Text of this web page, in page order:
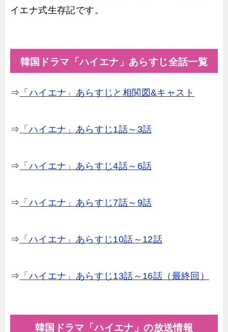
イエナ式生存記です。
韓国ドラマ「ハイエナ」あらすじ全話一覧
⇒ 「ハイエナ」あらすじと相関図&キャスト
⇒ 「ハイエナ」あらすじ1話～3話
⇒ 「ハイエナ」あらすじ4話～6話
⇒ 「ハイエナ」あらすじ7話～9話
⇒ 「ハイエナ」あらすじ10話～12話
⇒ 「ハイエナ」あらすじ13話～16話（最終回）
韓国ドラマ「ハイエナ」の放送情報